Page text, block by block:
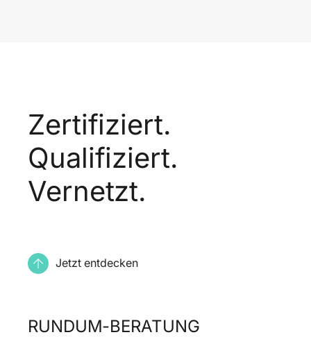
Zertifiziert.
Qualifiziert.
Vernetzt.
Jetzt entdecken
RUNDUM-BERATUNG